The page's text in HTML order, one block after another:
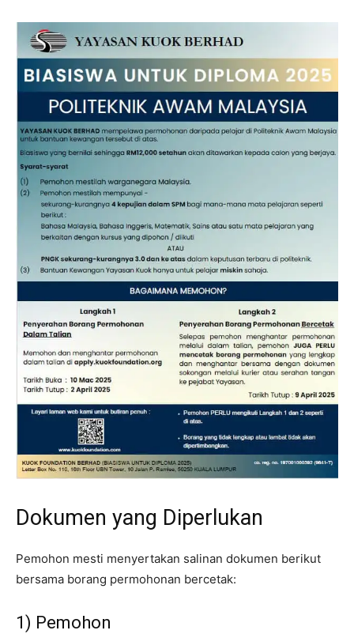
Dokumen yang Diperlukan
Pemohon mesti menyertakan salinan dokumen berikut
bersama borang permohonan bercetak:
1) Pemohon